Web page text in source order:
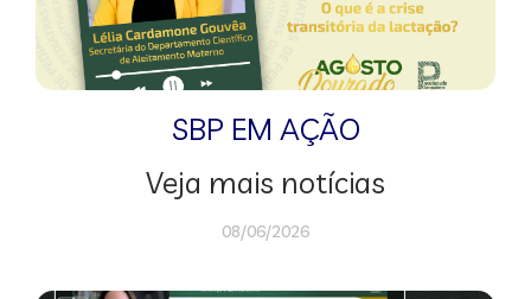
SBP EM AÇÃO
Veja mais notícias
08/06/2026